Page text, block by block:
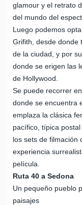
glamour y el retrato
del mundo del
Luego podemos
Grifith, desde donde
de la ciudad, y por
donde se erigen las
de Hollywood.
Se puede recorrer
donde se encuentra
emplaza la clásica
pacífico, típica
los sets de filmación
experiencia
película.
Ruta 40 a Sedona
Un pequeño pueblo
paisajes